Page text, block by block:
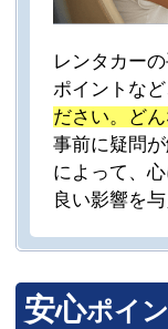
レンタカー
ポイントなど
ださい。ど
事前に疑問
によって、
良い影響を与
安心ポイ